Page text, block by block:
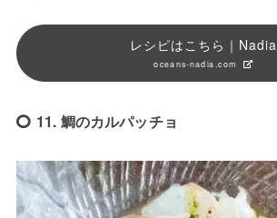
レシピはこちら｜Nadia
oceans-nadia.com
11. 鯛のカルパッチョ